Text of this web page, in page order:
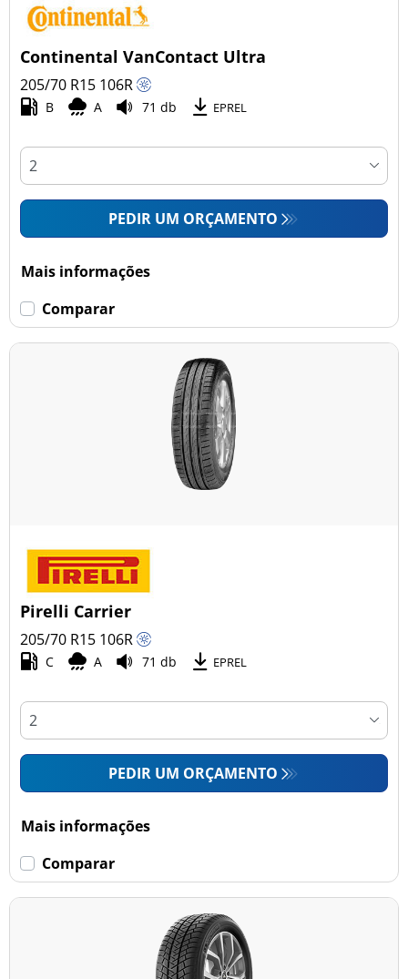
Ligeiro (4)
Esvaziamento limitado
Runflat (0)
Mais opções
Continental VanContact Ultra
205/70 R15 106R
B A 71 db EPREL
PEDIR UM ORÇAMENTO
Mais informações
Comparar
Pirelli Carrier
205/70 R15 106R
C A 71 db EPREL
PEDIR UM ORÇAMENTO
Mais informações
Comparar